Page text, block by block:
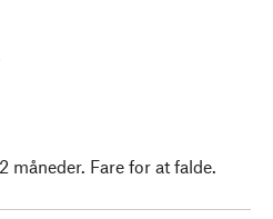
måneder. Fare for at falde.